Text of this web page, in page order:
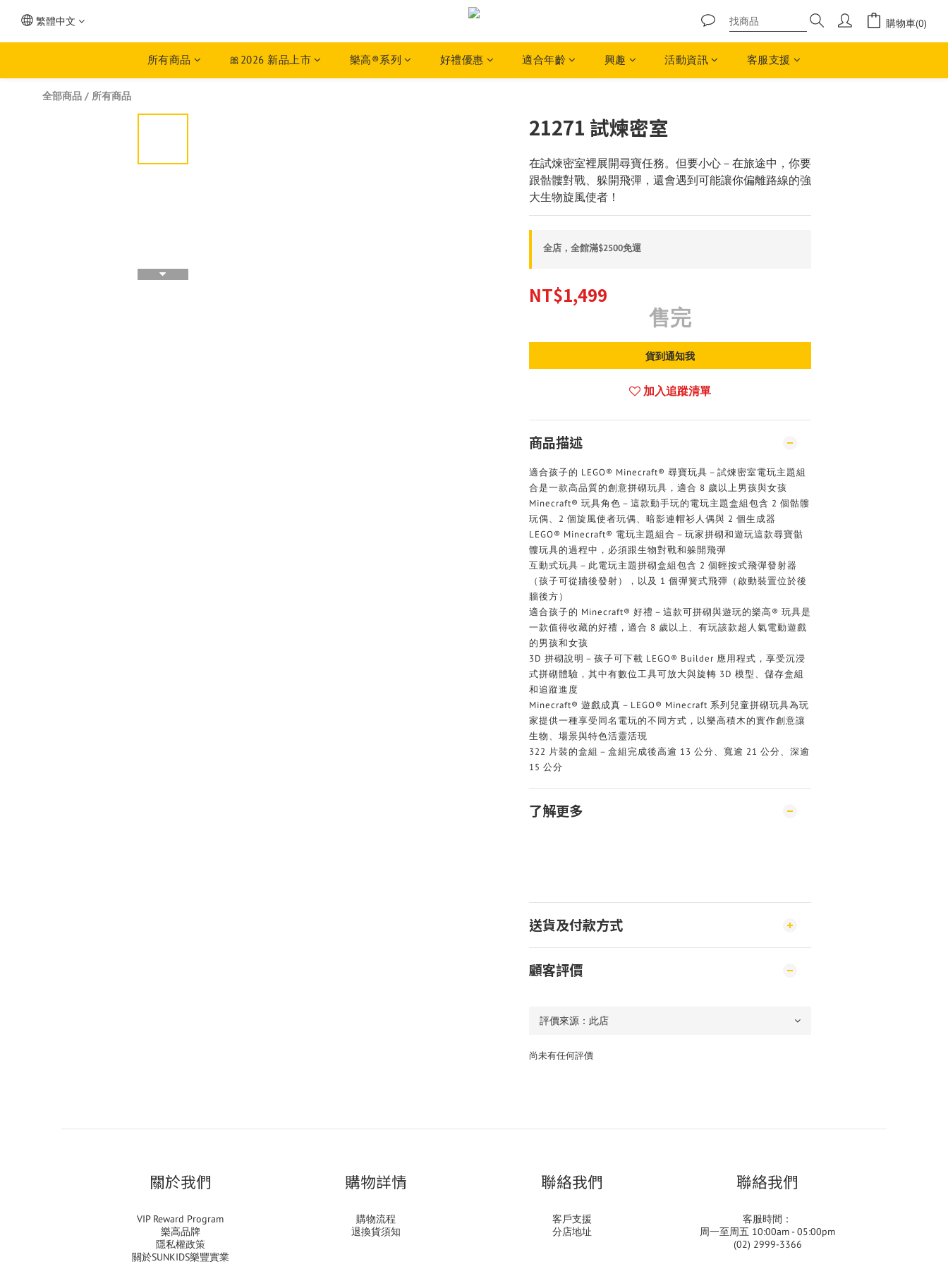
繁體中文 購物車(0)
所有商品 🎀2026 新品上市 樂高®系列 好禮優惠 適合年齡 興趣 活動資訊 客服支援
全部商品 / 所有商品
21271 試煉密室
在試煉密室裡展開尋寶任務。但要小心－在旅途中，你要
跟骷髏對戰、躲開飛彈，還會遇到可能讓你偏離路線的強
大生物旋風使者！
全店，全館滿$2500免運
NT$1,499
售完
貨到通知我
加入追蹤清單
商品描述
適合孩子的 LEGO® Minecraft® 尋寶玩具－試煉密室電玩主題組
合是一款高品質的創意拼砌玩具，適合 8 歲以上男孩與女孩
Minecraft® 玩具角色－這款動手玩的電玩主題盒組包含 2 個骷髏
玩偶、2 個旋風使者玩偶、暗影連帽衫人偶與 2 個生成器
LEGO® Minecraft® 電玩主題組合－玩家拼砌和遊玩這款尋寶骷
髏玩具的過程中，必須跟生物對戰和躲開飛彈
互動式玩具－此電玩主題拼砌盒組包含 2 個輕按式飛彈發射器
（孩子可從牆後發射），以及 1 個彈簧式飛彈（啟動裝置位於後
牆後方）
適合孩子的 Minecraft® 好禮－這款可拼砌與遊玩的樂高® 玩具是
一款值得收藏的好禮，適合 8 歲以上、有玩該款超人氣電動遊戲
的男孩和女孩
3D 拼砌說明－孩子可下載 LEGO® Builder 應用程式，享受沉浸
式拼砌體驗，其中有數位工具可放大與旋轉 3D 模型、儲存盒組
和追蹤進度
Minecraft® 遊戲成真－LEGO® Minecraft 系列兒童拼砌玩具為玩
家提供一種享受同名電玩的不同方式，以樂高積木的實作創意讓
生物、場景與特色活靈活現
322 片裝的盒組－盒組完成後高逾 13 公分、寬逾 21 公分、深逾
15 公分
了解更多
送貨及付款方式
顧客評價
尚未有任何評價
關於我們
VIP Reward Program
樂高品牌
隱私權政策
關於SUNKIDS樂豐實業
購物詳情
購物流程
退換貨須知
聯絡我們
客戶支援
分店地址
聯絡我們
客服時間：
周一至周五 10:00am - 05:00pm
(02) 2999-3366